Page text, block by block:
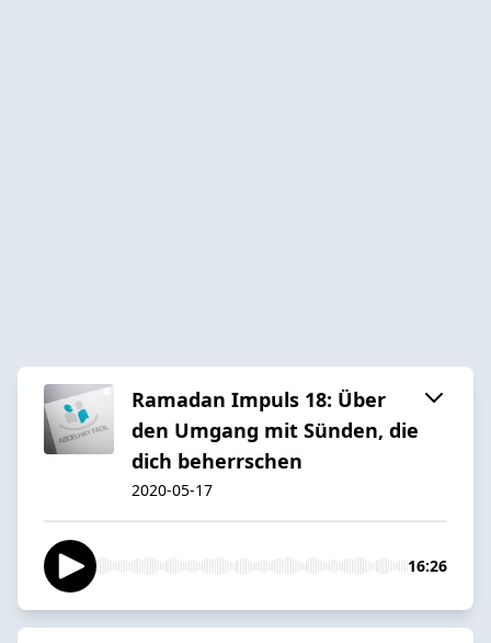
Ramadan Impuls 18: Über
den Umgang mit Sünden, die
dich beherrschen
2020-05-17
16:26